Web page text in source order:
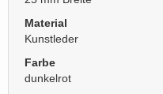
Material
Kunstleder
Farbe
dunkelrot